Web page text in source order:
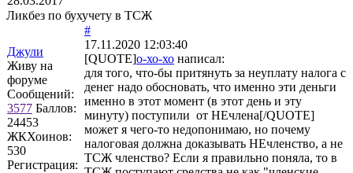
Ликбез по бухучету в ТСЖ
Джули
Живу на
форуме
Сообщений:
3577 Баллов:
24453
ЖКХоинов:
530
Регистрация:
#
17.11.2020 12:03:40
[QUOTE]о-хо-хо написал:
для того, что-бы притянуть за неуплату налога с
денег надо обосновать, что именно эти деньги
именно в этот момент (в этот день и эту
минуту) поступили от НЕчлена[/QUOTE]
может я чего-то недопонимаю, но почему
налоговая должна доказывать НЕчленство, а не
ТСЖ членство? Если я правильно поняла, то в